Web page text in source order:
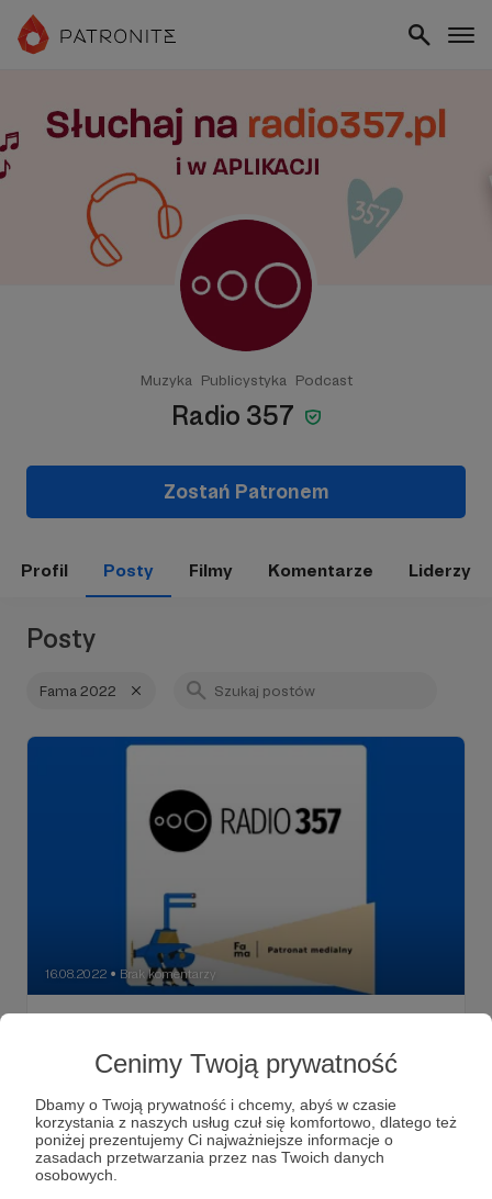
Cenimy Twoją prywatność
Dbamy o Twoją prywatność i chcemy, abyś w czasie
korzystania z naszych usług czuł się komfortowo, dlatego też
poniżej prezentujemy Ci najważniejsze informacje o
zasadach przetwarzania przez nas Twoich danych
osobowych.
Muzyka Publicystyka Podcast
Radio 357
Zostań Patronem
Profil Posty Filmy Komentarze Liderzy
Posty
Fama 2022
16.08.2022 ● Brak komentarzy
Świnoujściu!
Cichy w jury i warsztaty z Agnieszką Szwajgier! To m.in. na
medialnym.
Patronat medialny Fama 2022 Młodzi zdolni